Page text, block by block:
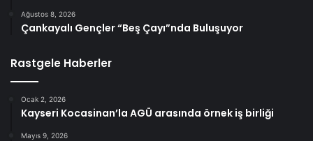
Ağustos 8, 2026
Çankayalı Gençler “Beş Çayı”nda Buluşuyor
Rastgele Haberler
Ocak 2, 2026
Kayseri Kocasinan’la AGÜ arasında örnek iş birliği
Mayıs 9, 2026